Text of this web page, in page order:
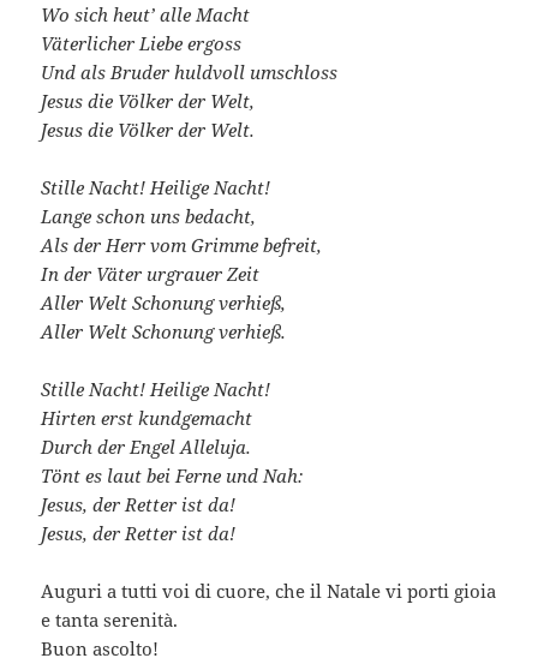
Wo sich heut’ alle Macht
Väterlicher Liebe ergoss
Und als Bruder huldvoll umschloss
Jesus die Völker der Welt,
Jesus die Völker der Welt.
Stille Nacht! Heilige Nacht!
Lange schon uns bedacht,
Als der Herr vom Grimme befreit,
In der Väter urgrauer Zeit
Aller Welt Schonung verhieß,
Aller Welt Schonung verhieß.
Stille Nacht! Heilige Nacht!
Hirten erst kundgemacht
Durch der Engel Alleluja.
Tönt es laut bei Ferne und Nah:
Jesus, der Retter ist da!
Jesus, der Retter ist da!
Auguri a tutti voi di cuore, che il Natale vi porti gioia
e tanta serenità.
Buon ascolto!